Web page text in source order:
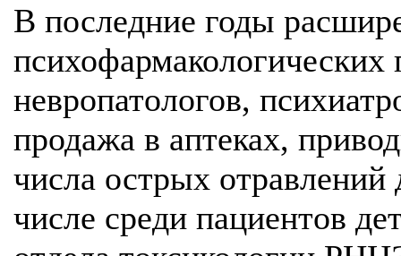
В последние годы
невропатологов,
продажа в аптеках,
числа острых
числе среди пациентов